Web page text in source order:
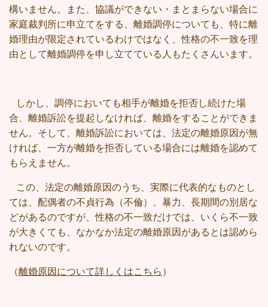
構いません。また、協議ができない・まとまらない場合に
家庭裁判所に申立てをする、離婚調停についても、特に離
婚理由が限定されているわけではなく、性格の不一致を理
由として離婚調停を申し立てている人もたくさんいます。
しかし、調停においても相手が離婚を拒否し続けた場
合、離婚訴訟を提起しなければ、離婚をすることができま
せん。そして、離婚訴訟においては、法定の離婚原因が無
ければ、一方が離婚を拒否している場合には離婚を認めて
もらえません。
この、法定の離婚原因のうち、実際に代表的なものとし
ては、配偶者の不貞行為（不倫）、暴力、長期間の別居な
どがあるのですが、性格の不一致だけでは、いくら不一致
が大きくても、なかなか法定の離婚原因があるとは認めら
れないのです。
（離婚原因について詳しくはこちら ）